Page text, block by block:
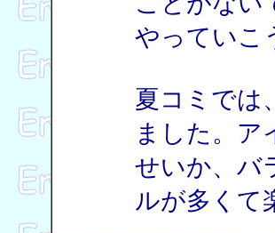
やっていこ
夏コミでは
ました。ア
せいか、バ
ルが多くて